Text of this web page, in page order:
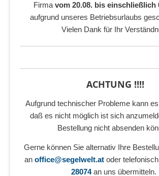
Firma vom 20.08. bis einschließlich
aufgrund unseres Betriebsurlaubs
Vielen Dank für Ihr
ACHTUNG !!!!
Aufgrund technischer Probleme kann
daß es nicht möglich ist sich
Bestellung nicht absenden
Gerne können Sie alternativ Ihre
an office@segelwelt.at oder
28074an uns übermitteln.